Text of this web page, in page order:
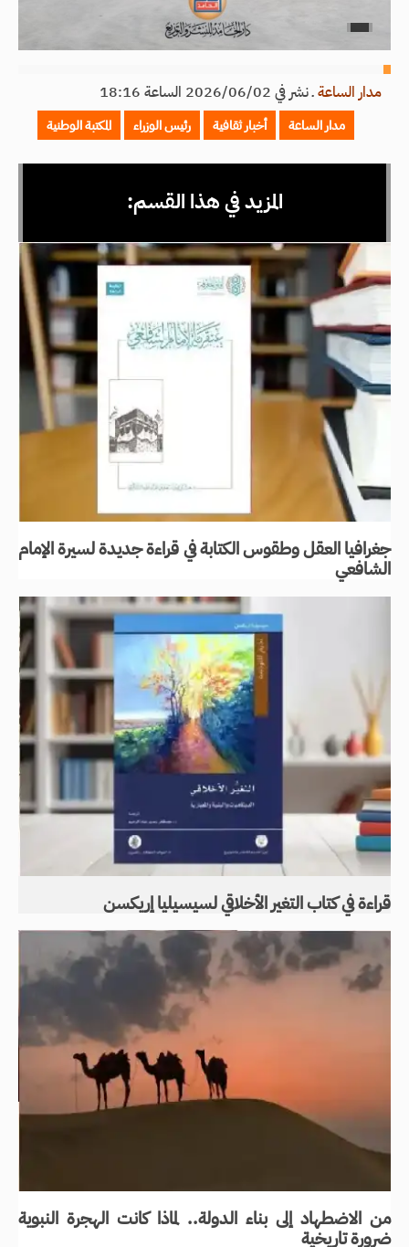
مدار الساعةـنشر في 2026/06/02 الساعة 18:16
مدار الساعة أخبار ثقافية رئيس الوزراء المكتبة الوطنية
المزيد في هذا القسم:
جغرافيا العقل وطقوس الكتابة في قراءة جديدة لسيرة الإمام
الشافعي
قراءة في كتاب التغير الأخلاقي لسيسيليا إريكسن
من الاضطهاد إلى بناء الدولة.. لماذا كانت الهجرة النبوية
ضرورة تاريخية